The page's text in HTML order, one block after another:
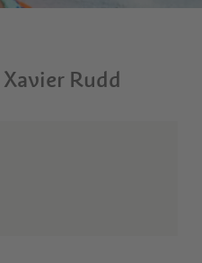
Rudd